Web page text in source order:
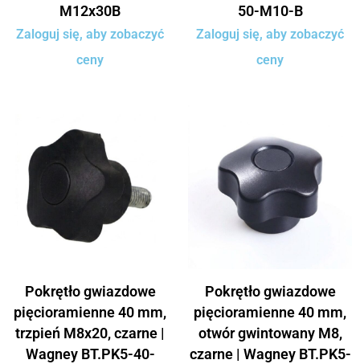
M12x30B
Zaloguj się, aby zobaczyć
ceny
50-M10-B
Zaloguj się, aby zobaczyć
ceny
Pokrętło gwiazdowe
pięcioramienne 40 mm,
trzpień M8x20, czarne |
Wagney BT.PK5-40-
Pokrętło gwiazdowe
pięcioramienne 40 mm,
otwór gwintowany M8,
czarne | Wagney BT.PK5-